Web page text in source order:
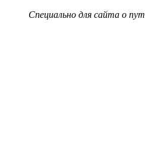
Специально для сайта о